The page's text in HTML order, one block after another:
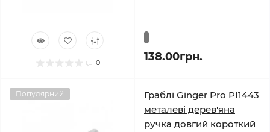
0 138.00грн.
Популярний
Граблі Ginger Pro PI1443
металеві дерев'яна
ручка довгий короткий